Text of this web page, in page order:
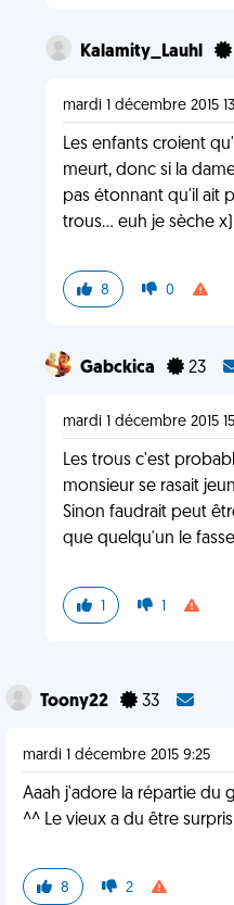
Kalamity_Lauhl
mardi 1 décembre 2015
Les enfants croient
meurt, donc si la
pas étonnant qu'il ait
trous... euh je sèche
8 0
Gabckica 23
mardi 1 décembre 2015
Les trous c'est
monsieur se rasait
Sinon faudrait peut
que quelqu'un le fasse
1 1
Toony22 33
mardi 1 décembre 2015 9:25
Aaah j'adore la répartie du
^^ Le vieux a du être
8 2